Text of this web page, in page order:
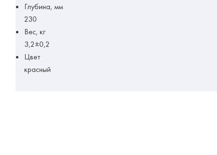
Глубина, мм
230
Вес, кг
3,2±0,2
Цвет
красный